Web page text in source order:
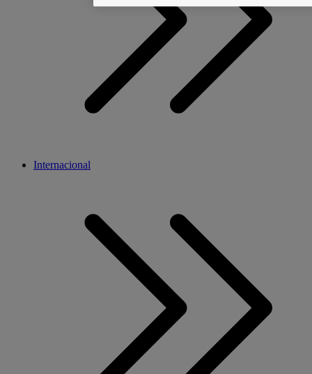
Internacional